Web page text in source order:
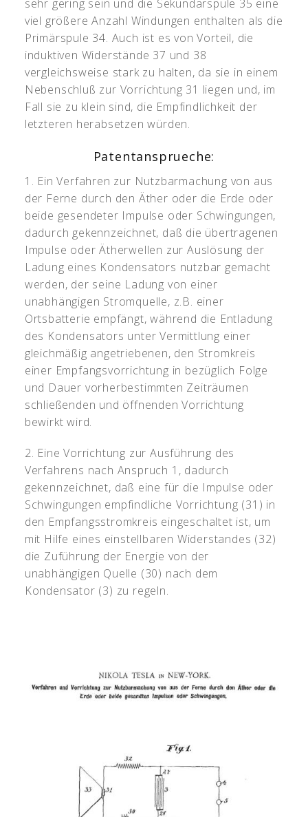
sehr gering sein und die Sekundärspule 35 eine
viel größere Anzahl Windungen enthalten als die
Primärspule 34. Auch ist es von Vorteil, die
induktiven Widerstände 37 und 38
vergleichsweise stark zu halten, da sie in einem
Nebenschluß zur Vorrichtung 31 liegen und, im
Fall sie zu klein sind, die Empfindlichkeit der
letzteren herabsetzen würden.
Patentansprueche:
1. Ein Verfahren zur Nutzbarmachung von aus
der Ferne durch den Äther oder die Erde oder
beide gesendeter Impulse oder Schwingungen,
dadurch gekennzeichnet, daß die übertragenen
Impulse oder Ätherwellen zur Auslösung der
Ladung eines Kondensators nutzbar gemacht
werden, der seine Ladung von einer
unabhängigen Stromquelle, z.B. einer
Ortsbatterie empfängt, während die Entladung
des Kondensators unter Vermittlung einer
gleichmäßig angetriebenen, den Stromkreis
einer Empfangsvorrichtung in bezüglich Folge
und Dauer vorherbestimmten Zeiträumen
schließenden und öffnenden Vorrichtung
bewirkt wird.
2. Eine Vorrichtung zur Ausführung des
Verfahrens nach Anspruch 1, dadurch
gekennzeichnet, daß eine für die Impulse oder
Schwingungen empfindliche Vorrichtung (31) in
den Empfangsstromkreis eingeschaltet ist, um
mit Hilfe eines einstellbaren Widerstandes (32)
die Zuführung der Energie von der
unabhängigen Quelle (30) nach dem
Kondensator (3) zu regeln.